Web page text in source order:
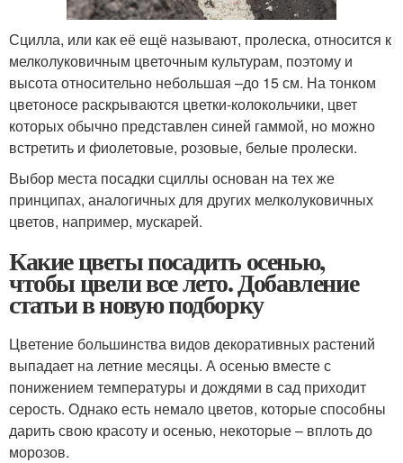
Сцилла, или как её ещё называют, пролеска, относится к
мелколуковичным цветочным культурам, поэтому и
высота относительно небольшая –до 15 см. На тонком
цветоносе раскрываются цветки-колокольчики, цвет
которых обычно представлен синей гаммой, но можно
встретить и фиолетовые, розовые, белые пролески.
Выбор места посадки сциллы основан на тех же
принципах, аналогичных для других мелколуковичных
цветов, например, мускарей.
Какие цветы посадить осенью,
чтобы цвели все лето. Добавление
статьи в новую подборку
Цветение большинства видов декоративных растений
выпадает на летние месяцы. А осенью вместе с
понижением температуры и дождями в сад приходит
серость. Однако есть немало цветов, которые способны
дарить свою красоту и осенью, некоторые – вплоть до
морозов.